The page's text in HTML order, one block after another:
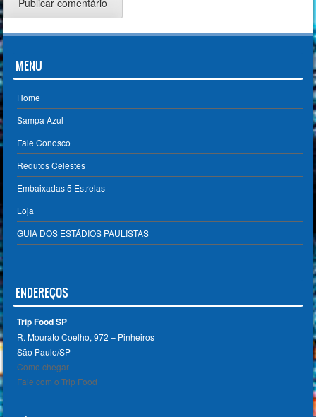
MENU
Home
Sampa Azul
Fale Conosco
Redutos Celestes
Embaixadas 5 Estrelas
Loja
GUIA DOS ESTÁDIOS PAULISTAS
ENDEREÇOS
Trip Food SP
R. Mourato Coelho, 972 – Pinheiros
São Paulo/SP ‎
Como chegar
Fale com o Trip Food